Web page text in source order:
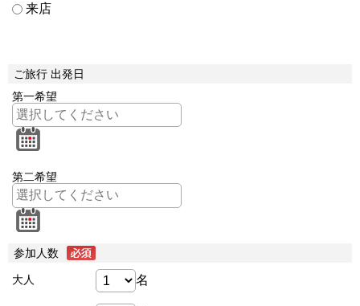
来店
ご旅行 出発日
第一希望
第二希望
参加人数
大人 名